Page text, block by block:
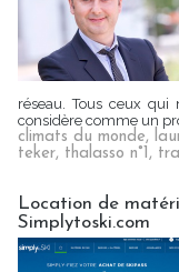
réseau. Tous ceux
considère comme un
climats du monde,
teker, thalasso n°1,
Location de
Simplytoski.com